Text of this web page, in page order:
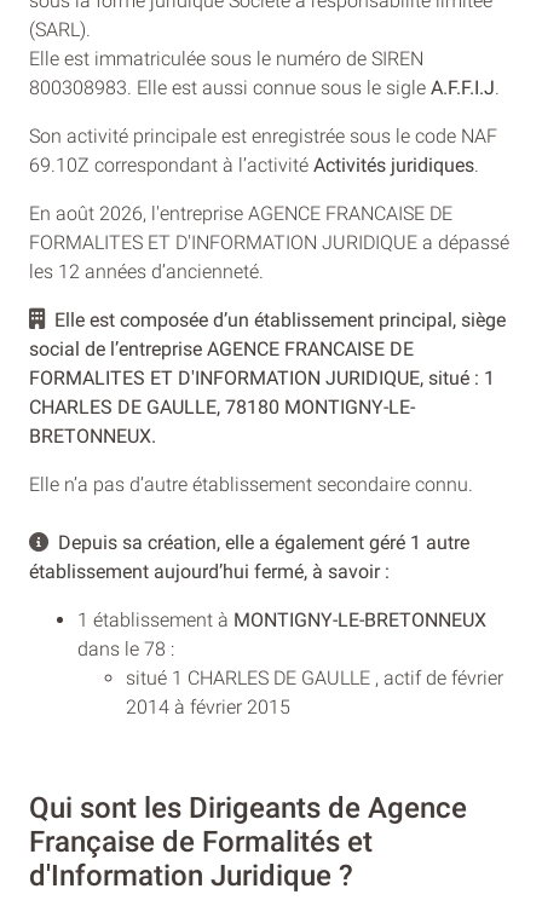
(SARL).
Elle est immatriculée sous le numéro de SIREN
800308983. Elle est aussi connue sous le sigle A.F.F.I.J
Son activité principale est enregistrée sous le code NAF
69.10Z correspondant à l’activité Activités juridiques
En août 2026, l'entreprise AGENCE FRANCAISE DE
FORMALITES ET D'INFORMATION JURIDIQUE a dépassé
les 12 années d’ancienneté.
Elle est composée d’un établissement principal, siège
social de l’entreprise AGENCE FRANCAISE DE
FORMALITES ET D'INFORMATION JURIDIQUE, situé : 1
CHARLES DE GAULLE, 78180 MONTIGNY-LE-
BRETONNEUX.
Elle n’a pas d’autre établissement secondaire connu.
Depuis sa création, elle a également géré 1 autre
établissement aujourd’hui fermé, à savoir :
1 établissement à MONTIGNY-LE-BRETONNEUX
dans le 78 :
situé 1 CHARLES DE GAULLE , actif de février
2014 à février 2015
Qui sont les Dirigeants de Agence
Française de Formalités et
d'Information Juridique ?